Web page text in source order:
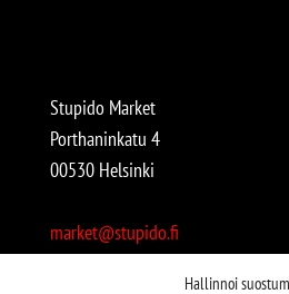
Hallinnoi
Stupido Market
Porthaninkatu 4
00530 Helsinki
market@stupido.fi
+358 50 4708664